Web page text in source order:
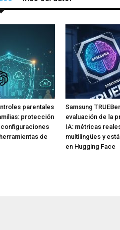
parentales
protección
de
Samsung
evaluación de la
IA: métricas
multilingües y
en Hugging Face